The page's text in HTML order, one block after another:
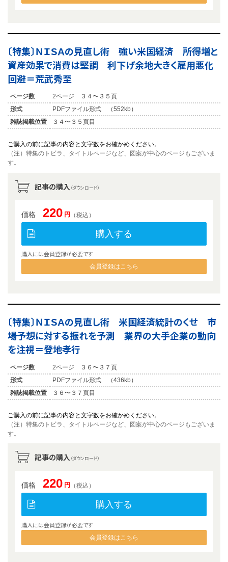
〔特集〕ＮＩＳＡの見直し術 強い米国経済 所得増と
資産効果で消費は堅調 利下げ余地大きく雇用悪化
回避＝荒武秀至
ページ数
2ページ ３４〜３５頁
形式
PDFファイル形式 （552kb）
雑誌掲載位置
３４〜３５頁目
ご購入の前に記事の内容と文字数をお確かめください。
（注）特集のトビラ、タイトルページなど、図案が中心のページもございま
す。
記事の購入 （ダウンロード）
価格 220 円 （税込）
購入する
購入には会員登録が必要です
会員登録はこちら
〔特集〕ＮＩＳＡの見直し術 米国経済統計のくせ 市
場予想に対する振れを予測 業界の大手企業の動向
を注視＝登地孝行
ページ数
2ページ ３６〜３７頁
形式
PDFファイル形式 （436kb）
雑誌掲載位置
３６〜３７頁目
ご購入の前に記事の内容と文字数をお確かめください。
（注）特集のトビラ、タイトルページなど、図案が中心のページもございま
す。
記事の購入 （ダウンロード）
価格 220 円 （税込）
購入する
購入には会員登録が必要です
会員登録はこちら